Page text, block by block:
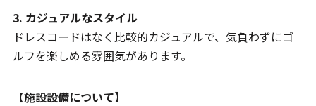
3. カジュアルなスタイル
ドレスコードはなく比較的カジュアルで、気負わずにゴ
ルフを楽しめる雰囲気があります。
【施設設備について】